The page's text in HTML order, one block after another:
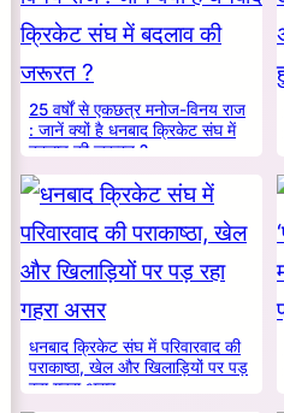
25 वर्षों से एकछत्र मनोज-विनय राज
: जानें क्यों है धनबाद क्रिकेट संघ में
बदलाव की जरूरत ?
धनबाद क्रिकेट संघ में परिवारवाद की
पराकाष्ठा, खेल और खिलाड़ियों पर पड़
रहा गहरा असर